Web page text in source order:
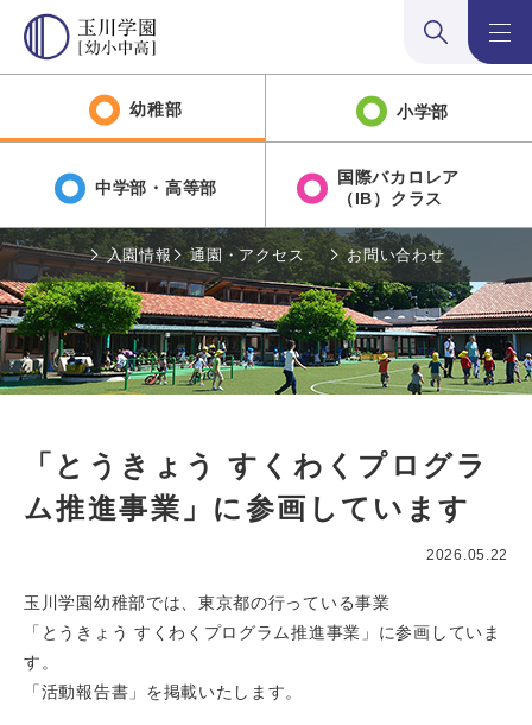
検索:開くメニュ
幼稚部 小学部
中学部・高等部
国際バカロレア
（IB）クラス
入園情報 通園・アクセス お問い合わせ
「とうきょう すくわくプログラ
ム推進事業」に参画しています
2026.05.22
玉川学園幼稚部では、東京都の行っている事業
「とうきょう すくわくプログラム推進事業」に参画していま
す。
「活動報告書」を掲載いたします。